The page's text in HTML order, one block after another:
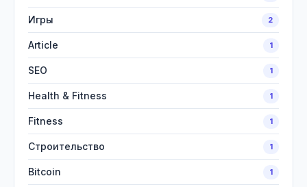
Игры 2
Article 1
SEO 1
Health & Fitness 1
Fitness 1
Строительство 1
Bitcoin 1